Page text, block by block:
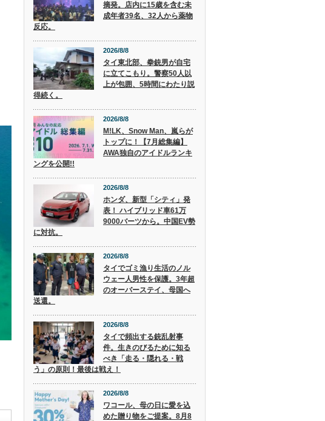
摘発。店内に15歳を含む未
成年者39名、32人から薬物
反応。
2026/8/8
タイ東北部、拳銃男が自宅
に立てこもり。警察50人以
上が包囲、5時間にわたり説
得続く。
2026/8/8
M!LK、Snow Man、嵐らが
トップに！【7月総集編】
AWA独自のアイドルランキ
ングを公開!!
2026/8/8
ホンダ、新型「シティ」発
表！ ハイブリッド車61万
9000バーツから。中国EV勢
に対抗。
2026/8/8
タイでゴミ漁り生活のノル
ウェー人男性を保護。3年超
のオーバーステイ、母国へ
送還。
2026/8/8
タイで頻出する銃乱射事
件。生きのびるために知る
べき「走る・隠れる・戦
う」の原則！最後は戦え！
2026/8/8
ワコール、母の日に愛を込
めた贈り物をご提案。8月8